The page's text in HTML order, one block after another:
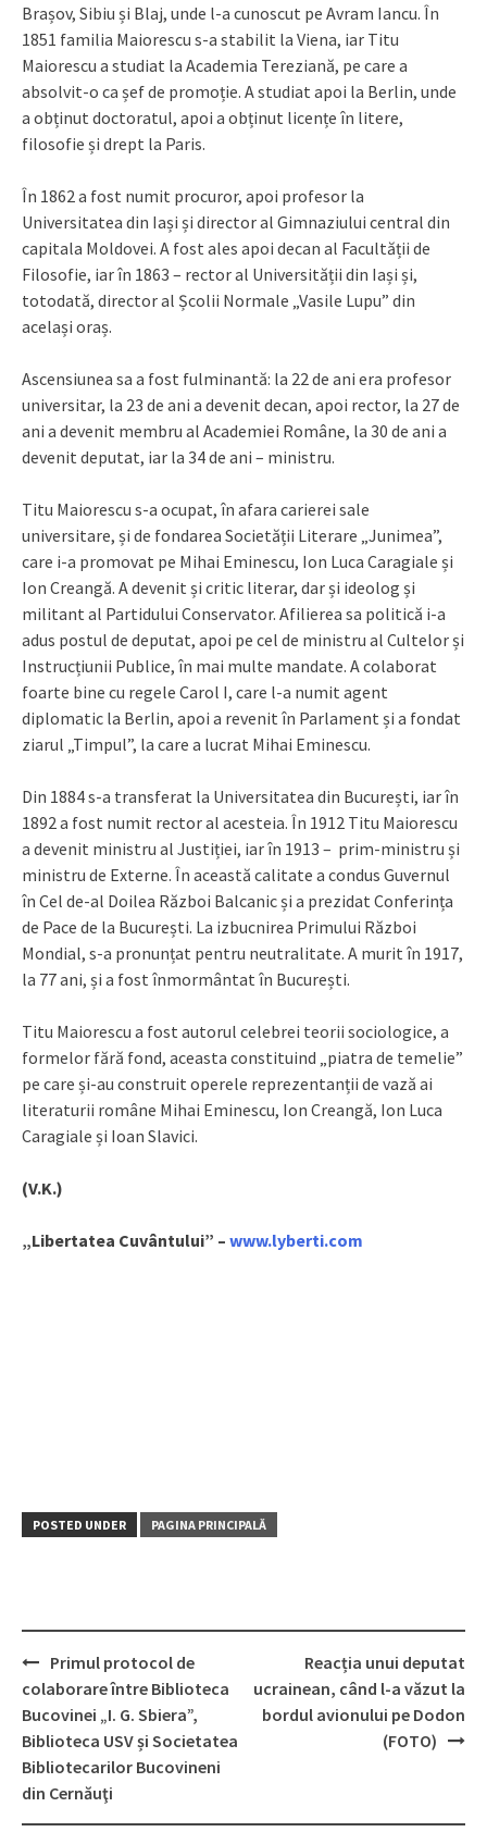
Brașov, Sibiu și Blaj, unde l-a cunoscut pe Avram Iancu. În
1851 familia Maiorescu s-a stabilit la Viena, iar Titu
Maiorescu a studiat la Academia Tereziană, pe care a
absolvit-o ca șef de promoție. A studiat apoi la Berlin, unde
a obținut doctoratul, apoi a obținut licențe în litere,
filosofie și drept la Paris.
În 1862 a fost numit procuror, apoi profesor la
Universitatea din Iași și director al Gimnaziului central din
capitala Moldovei. A fost ales apoi decan al Facultății de
Filosofie, iar în 1863 – rector al Universității din Iași și,
totodată, director al Școlii Normale „Vasile Lupu” din
același oraș.
Ascensiunea sa a fost fulminantă: la 22 de ani era profesor
universitar, la 23 de ani a devenit decan, apoi rector, la 27 de
ani a devenit membru al Academiei Române, la 30 de ani a
devenit deputat, iar la 34 de ani – ministru.
Titu Maiorescu s-a ocupat, în afara carierei sale
universitare, și de fondarea Societății Literare „Junimea”,
care i-a promovat pe Mihai Eminescu, Ion Luca Caragiale și
Ion Creangă. A devenit și critic literar, dar și ideolog și
militant al Partidului Conservator. Afilierea sa politică i-a
adus postul de deputat, apoi pe cel de ministru al Cultelor și
Instrucțiunii Publice, în mai multe mandate. A colaborat
foarte bine cu regele Carol I, care l-a numit agent
diplomatic la Berlin, apoi a revenit în Parlament și a fondat
ziarul „Timpul”, la care a lucrat Mihai Eminescu.
Din 1884 s-a transferat la Universitatea din București, iar în
1892 a fost numit rector al acesteia. În 1912 Titu Maiorescu
a devenit ministru al Justiției, iar în 1913 – prim-ministru și
ministru de Externe. În această calitate a condus Guvernul
în Cel de-al Doilea Război Balcanic și a prezidat Conferința
de Pace de la București. La izbucnirea Primului Război
Mondial, s-a pronunțat pentru neutralitate. A murit în 1917,
la 77 ani, și a fost înmormântat în București.
Titu Maiorescu a fost autorul celebrei teorii sociologice, a
formelor fără fond, aceasta constituind „piatra de temelie”
pe care și-au construit operele reprezentanții de vază ai
literaturii române Mihai Eminescu, Ion Creangă, Ion Luca
Caragiale și Ioan Slavici.
(V.K.)
„Libertatea Cuvântului” – www.lyberti.com
POSTED UNDER PAGINA PRINCIPALĂ
Post
navigation
Primul protocol de
colaborare între Biblioteca
Bucovinei „I. G. Sbiera”,
Biblioteca USV și Societatea
Bibliotecarilor Bucovineni
din Cernăuţi
Reacția unui deputat
ucrainean, când l-a văzut la
bordul avionului pe Dodon
(FOTO)